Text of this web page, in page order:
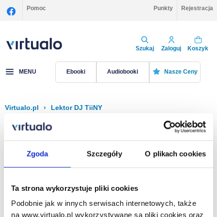
Zgoda Szczegóły O plikach cookies
Ta strona wykorzystuje pliki cookies
Podobnie jak w innych serwisach internetowych, także
na www.virtualo.pl wykorzystywane są pliki cookies oraz
Pomoc Punkty Rejestracja
Szukaj Zaloguj Koszyk
MENU Ebooki Audiobooki Nasze Ceny
Virtualo.pl › Lektor DJ TiiNY
Filtruj Sortuj
Na stronie